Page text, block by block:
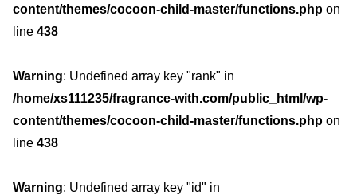
content/themes/cocoon-child-master/functions.php on
line 438
Warning: Undefined array key "rank" in
/home/xs111235/fragrance-with.com/public_html/wp-
content/themes/cocoon-child-master/functions.php on
line 438
Warning: Undefined array key "id" in